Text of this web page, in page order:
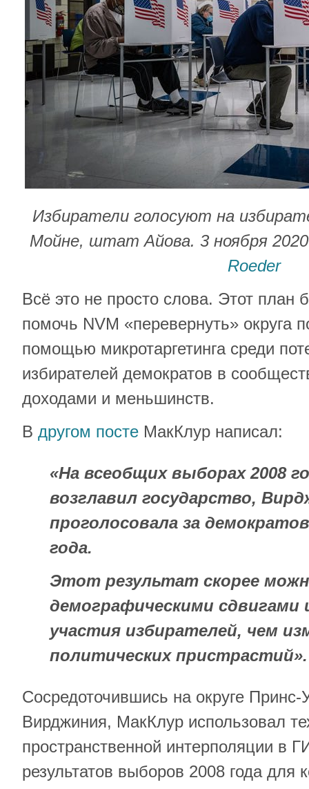
Избиратели голосуют на
Мойне, штат Айова. 3 ноября
Roeder
Всё это не просто слова. Этот план
помочь NVM «перевернуть» округа
помощью микротаргетинга среди
избирателей демократов в
доходами и меньшинств.
В другом посте МакКлур написал:
«На всеобщих выборах 2008
возглавил государство,
проголосовала за
года.
Этот результат скорее
демографическими сдвигами
участия избирателей, чем
политических пристрастий».
Сосредоточившись на округе
Вирджиния, МакКлур использовал
пространственной интерполяции в
результатов выборов 2008 года для